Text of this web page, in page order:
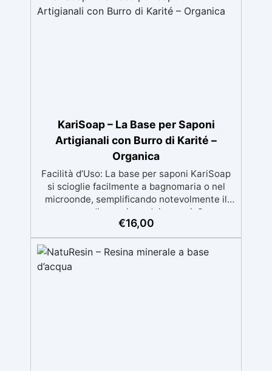
epossidica Pavimento epossidico Acquista
Glitter Epossidico Applicazioni di Epossidici
Non lascia superfici appiccicose, risultato
pulito e sicuro
KariSoap – La Base per Saponi
Artigianali con Burro di Karité –
Organica
Facilità d’Uso: La base per saponi KariSoap
si scioglie facilmente a bagnomaria o nel
microonde, semplificando notevolmente il
processo di creazione dei saponi. Super
Sicuro: Realizzata con ingredienti naturali e
sicuri, KariSoap è un prodotto organico che
garantisce un sapone delicato sulla pelle e
privo di sostanze nocive. Benefici del Burro
di Karité: Ricca di burro di karité, nota per le
€16,00